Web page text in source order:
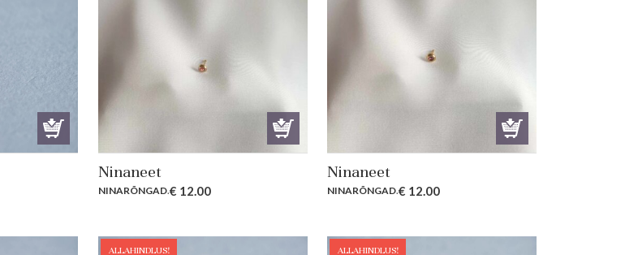
Ninaneet
NINARÕNGAD.€ 12.00
Ninaneet
NINARÕNGAD.€ 12.00
ALLAHINDLUS! ALLAHINDLUS!